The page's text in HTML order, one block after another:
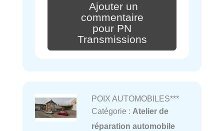
Ajouter un
commentaire
pour PN
Transmissions
POIX AUTOMOBILES***
Catégorie : Atelier de
réparation automobile